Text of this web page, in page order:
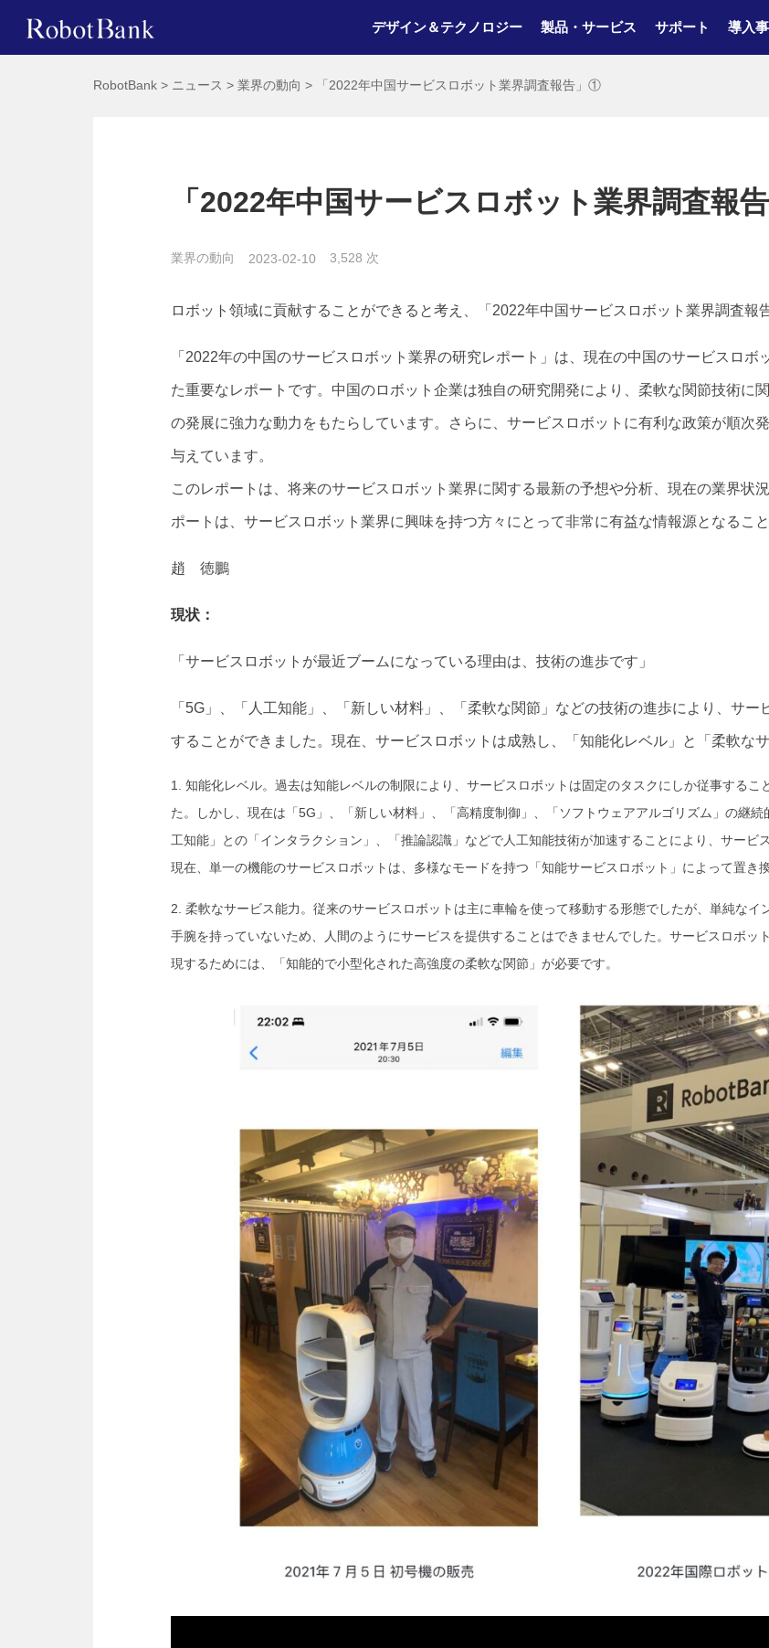
デザイン＆テクノロジー 製品・サービス サポート 導入
RobotBank > ニュース > 業界の動向 > 「2022年中国サービスロボット業界調査報告」①
「2022年中国サービスロボット業界調査
業界の動向 2023-02-10 3,528 次
ロボット領域に貢献することができると考え、「2022年中国サービスロボット業界調査報
「2022年の中国のサービスロボット業界の研究レポート」は、現在の中国のサービスロ
た重要なレポートです。中国のロボット企業は独自の研究開発により、柔軟な関節技術に
の発展に強力な動力をもたらしています。さらに、サービスロボットに有利な政策が順次
与えています。
このレポートは、将来のサービスロボット業界に関する最新の予想や分析、現在の業界状
ポートは、サービスロボット業界に興味を持つ方々にとって非常に有益な情報源となること
趙 徳鵬
現状：
「サービスロボットが最近ブームになっている理由は、技術の進歩です」
「5G」、「人工知能」、「新しい材料」、「柔軟な関節」などの技術の進歩により、サ
することができました。現在、サービスロボットは成熟し、「知能化レベル」と「柔軟な
知能化レベル。過去は知能レベルの制限により、サービスロボットは固定のタスクにしか従事するこ
た。しかし、現在は「5G」、「新しい材料」、「高精度制御」、「ソフトウェアアルゴリズム」の継
工知能」との「インタラクション」、「推論認識」などで人工知能技術が加速することにより、サービ
現在、単一の機能のサービスロボットは、多様なモードを持つ「知能サービスロボット」によって置き
柔軟なサービス能力。従来のサービスロボットは主に車輪を使って移動する形態でしたが、単純な
手腕を持っていないため、人間のようにサービスを提供することはできませんでした。サービスロボッ
現するためには、「知能的で小型化された高強度の柔軟な関節」が必要です。